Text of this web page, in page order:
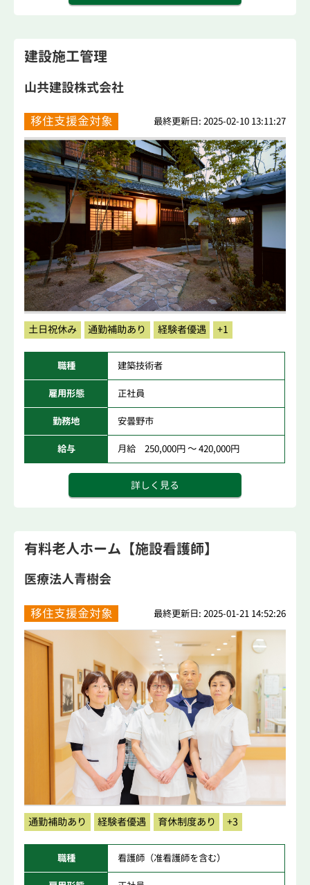
建設施工管理
山共建設株式会社
移住支援金対象 最終更新日: 2025-02-10 13:11:27
土日祝休み 通勤補助あり 経験者優遇 +1
職種 建築技術者
雇用形態 正社員
勤務地 安曇野市
給与 月給 250,000円 ～ 420,000円
詳しく見る
有料老人ホーム【施設看護師】
医療法人青樹会
移住支援金対象 最終更新日: 2025-01-21 14:52:26
通勤補助あり 経験者優遇 育休制度あり +3
職種 看護師（准看護師を含む）